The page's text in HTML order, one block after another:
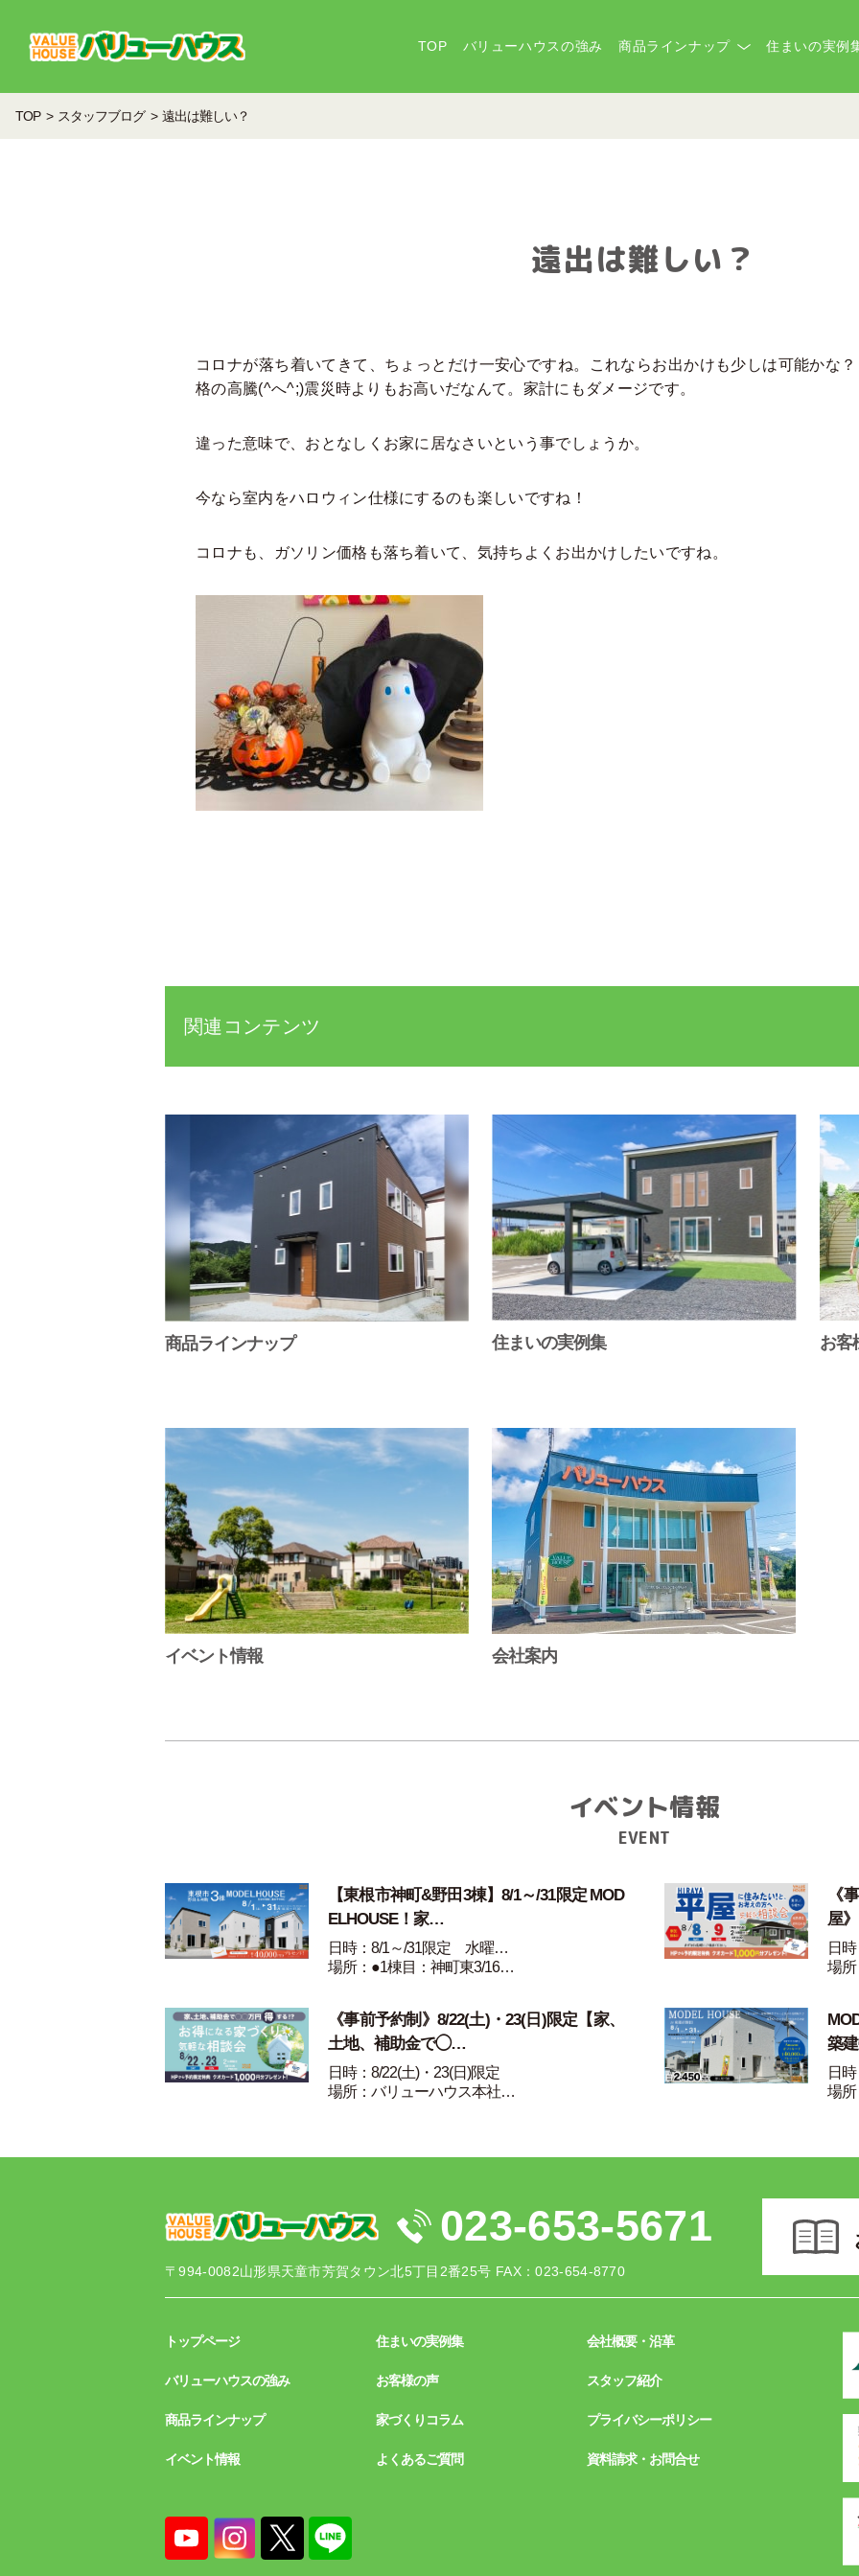
TOP バリューハウスの強み 商品ラインナップ 住まいの実例
TOP スタッフブログ 遠出は難しい？
遠出は難しい？
コロナが落ち着いてきて、ちょっとだけ一安心ですね。これならお出かけも少しは可能かな
格の高騰(^へ^;)震災時よりもお高いだなんて。家計にもダメージです。
違った意味で、おとなしくお家に居なさいという事でしょうか。
今なら室内をハロウィン仕様にするのも楽しいですね！
コロナも、ガソリン価格も落ち着いて、気持ちよくお出かけしたいですね。
関連コンテンツ
商品ラインナップ 住まいの実例集 お客
イベント情報 会社案内
イベント情報
EVENT
【東根市神町&野田3棟】8/1～/31限定 MOD
ELHOUSE！家…
日時：8/1～/31限定 水曜…
場所：●1棟目：神町東3/16…
《
屋
日
場
《事前予約制》8/22(土)・23(日)限定【家、
土地、補助金で◯…
日時：8/22(土)・23(日)限定
場所：バリューハウス本社…
築
日
場
〒994-0082山形県天童市芳賀タウン北5丁目2番25号 FAX：023-654-8770
023-653-5671
トップページ
バリューハウスの強み
商品ラインナップ
イベント情報
住まいの実例集
お客様の声
家づくりコラム
よくあるご質問
会社概要・沿革
スタッフ紹介
プライバシーポリシー
資料請求・お問合せ